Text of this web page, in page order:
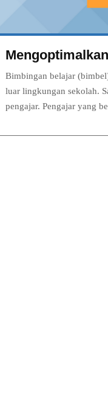
Bimbingan belajar
luar lingkungan sekolah.
pengajar. Pengajar yang